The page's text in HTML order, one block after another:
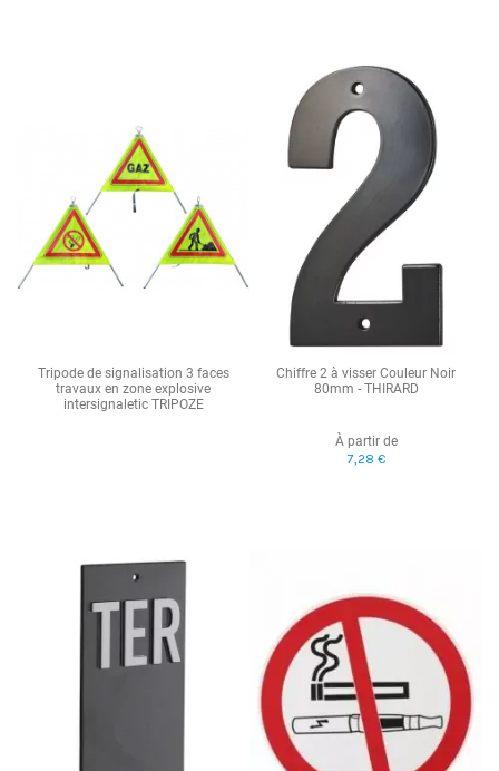
Tripode de signalisation 3 faces
travaux en zone explosive
intersignaletic TRIPOZE
Chiffre 2 à visser Couleur Noir
80mm - THIRARD
À partir de
7,28 €